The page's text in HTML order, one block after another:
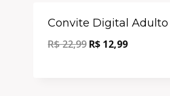
Convite Digital Adulto
R$22,99 R$ 12,99